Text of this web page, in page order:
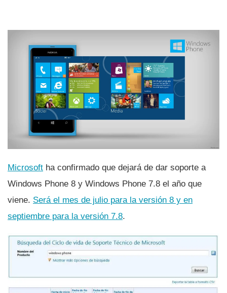
Microsoft ha confirmado que dejará de dar soporte a
Windows Phone 8 y Windows Phone 7.8 el año que
viene. Será el mes de julio para la versión 8 y en
septiembre para la versión 7.8.